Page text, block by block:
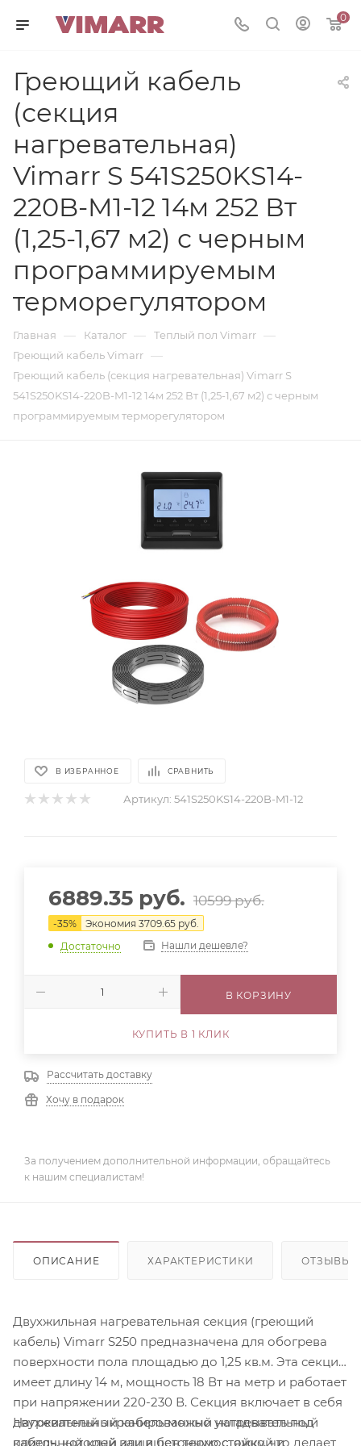
0
Греющий кабель
(секция
нагревательная)
Vimarr S 541S250KS14-
220B-M1-12 14м 252 Вт
(1,25-1,67 м2) с черным
программируемым
терморегулятором
Главная — Каталог — Теплый пол Vimarr —
Греющий кабель Vimarr —
Греющий кабель (секция нагревательная) Vimarr S
541S250KS14-220B-M1-12 14м 252 Вт (1,25-1,67 м2) с черным
программируемым терморегулятором
В ИЗБРАННОЕ СРАВНИТЬ
Артикул: 541S250KS14-220B-M1-12
6889.35 руб. 10599руб.
-35% Экономия 3709.65 руб.
Достаточно
Нашли дешевле?
В КОРЗИНУ
КУПИТЬ В 1 КЛИК
Рассчитать доставку
Хочу в подарок
За получением дополнительной информации, обращайтесь
к нашим специалистам!
ОПИСАНИЕ ХАРАКТЕРИСТИКИ ОТЗЫВЫ
Двухжильная нагревательная секция (греющий
кабель) Vimarr S250 предназначена для обогрева
поверхности пола площадью до 1,25 кв.м. Эта секция
имеет длину 14 м, мощность 18 Вт на метр и работает
при напряжении 220-230 В. Секция включает в себя
двухжильный экранированный нагревательный
кабель, который защищен термостойкой и
Нагревательный кабель можно укладывать под
плиточный клей или в бетонную стяжку, что делает